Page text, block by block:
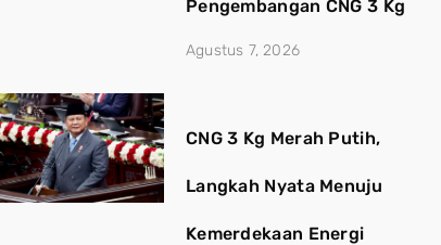
Pengembangan CNG 3 Kg
Agustus 7, 2026
CNG 3 Kg Merah Putih,
Langkah Nyata Menuju
Kemerdekaan Energi